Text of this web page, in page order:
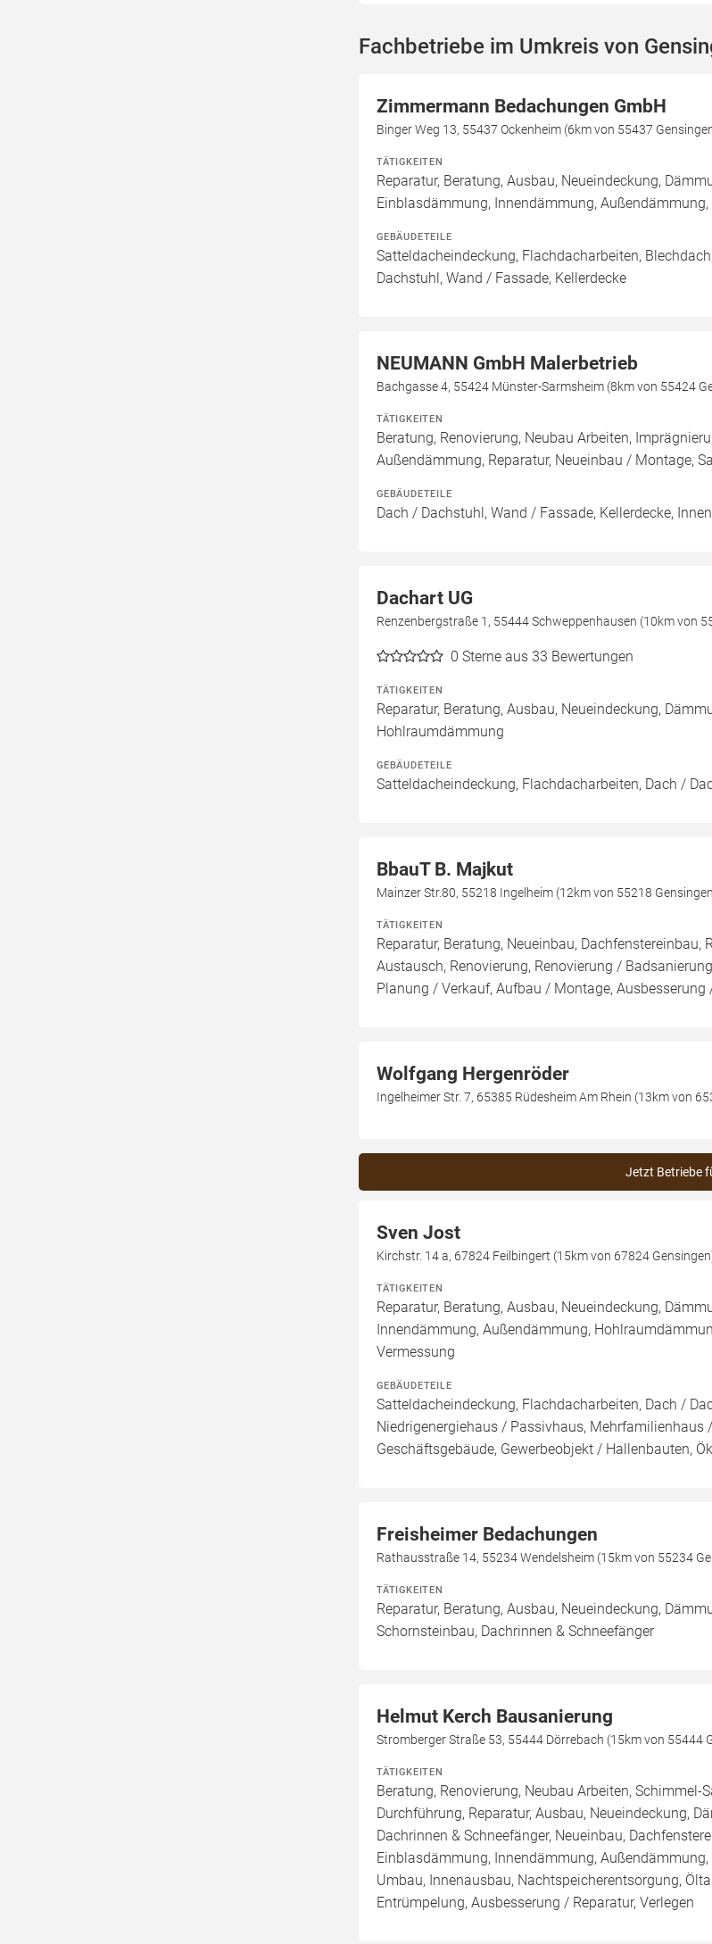
Fachbetriebe im Umkreis von
Zimmermann Bedachungen GmbH
Binger Weg 13, 55437 Ockenheim (6km von 55437
TÄTIGKEITEN
Reparatur, Beratung, Ausbau, Neueindeckung,
Einblasdämmung, Innendämmung,
GEBÄUDETEILE
Satteldacheindeckung, Flachdacharbeiten,
Dachstuhl, Wand / Fassade, Kellerdecke
NEUMANN GmbH Malerbetrieb
Bachgasse 4, 55424 Münster-Sarmsheim (8km von 55424
TÄTIGKEITEN
Beratung, Renovierung, Neubau Arbeiten,
Außendämmung, Reparatur, Neueinbau / Montage,
GEBÄUDETEILE
Dach / Dachstuhl, Wand / Fassade, Kellerdecke,
Dachart UG
Renzenbergstraße 1, 55444 Schweppenhausen (10km von
0 Sterne aus 33 Bewertungen
TÄTIGKEITEN
Reparatur, Beratung, Ausbau, Neueindeckung,
Hohlraumdämmung
GEBÄUDETEILE
Satteldacheindeckung, Flachdacharbeiten, Dach /
BbauT B. Majkut
Mainzer Str.80, 55218 Ingelheim (12km von 55218
TÄTIGKEITEN
Reparatur, Beratung, Neueinbau,
Austausch, Renovierung, Renovierung /
Planung / Verkauf, Aufbau / Montage, Ausbesserung
Wolfgang Hergenröder
Ingelheimer Str. 7, 65385 Rüdesheim Am Rhein (13km von
Jetzt Betriebe
Sven Jost
Kirchstr. 14 a, 67824 Feilbingert (15km von 67824
TÄTIGKEITEN
Reparatur, Beratung, Ausbau, Neueindeckung,
Innendämmung, Außendämmung,
Vermessung
GEBÄUDETEILE
Satteldacheindeckung, Flachdacharbeiten, Dach /
Niedrigenergiehaus / Passivhaus,
Geschäftsgebäude, Gewerbeobjekt / Hallenbauten,
Freisheimer Bedachungen
Rathausstraße 14, 55234 Wendelsheim (15km von 55234
TÄTIGKEITEN
Reparatur, Beratung, Ausbau, Neueindeckung,
Schornsteinbau, Dachrinnen & Schneefänger
Helmut Kerch Bausanierung
Stromberger Straße 53, 55444 Dörrebach (15km von 55444
TÄTIGKEITEN
Beratung, Renovierung, Neubau Arbeiten,
Durchführung, Reparatur, Ausbau, Neueindeckung,
Dachrinnen & Schneefänger, Neueinbau,
Einblasdämmung, Innendämmung,
Umbau, Innenausbau, Nachtspeicherentsorgung,
Entrümpelung, Ausbesserung / Reparatur, Verlegen